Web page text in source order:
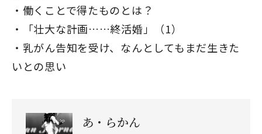
働くことで得たものとは？
「壮大な計画……終活婚」（1）
乳がん告知を受け、なんとしてもまだ生きた
いとの思い
あ・らかん
閉じる